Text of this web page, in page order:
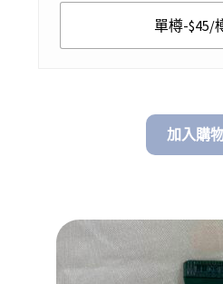
單樽-$45/
加入購